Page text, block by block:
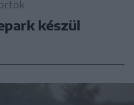
készül